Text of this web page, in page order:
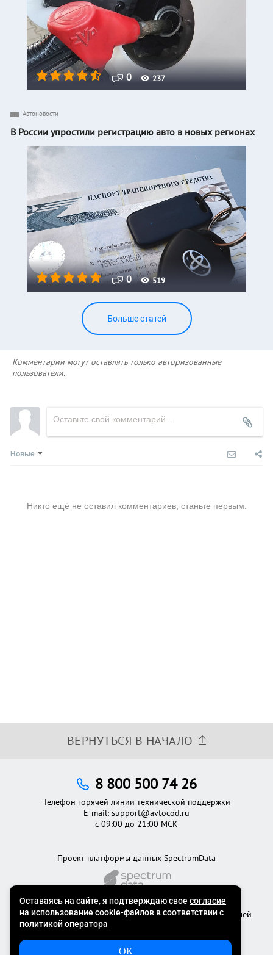
0 237
0 519
Автоновости
В России упростили регистрацию авто в новых регионах
Больше статей
Комментарии могут оставлять только авторизованные
пользователи.
Новые
Никто ещё не оставил комментариев, станьте первым.
ВЕРНУТЬСЯ В НАЧАЛО
©2012 - 2026Официальный сервис проверки автомобилей
Проект платформы данных SpectrumData
8 800 500 74 26
Телефон горячей линии технической поддержки
E-mail: support@avtocod.ru
с 09:00 до 21:00 МСК